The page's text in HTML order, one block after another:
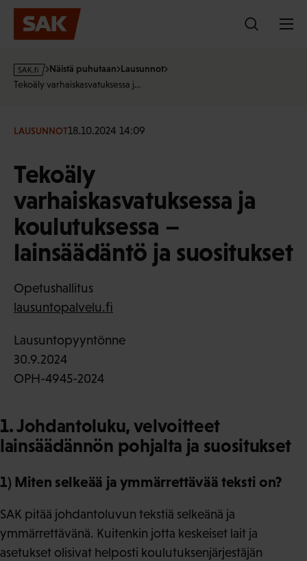
Hyppää
sisältöön
s
a
f
Näistä puhutaan Lausunnot
Tekoäly varhaiskasvatuksessa j…
LAUSUNNOT18.10.2024 14:09
Tekoäly
varhaiskasvatuksessa ja
koulutuksessa –
lainsäädäntö ja suositukset
Opetushallitus
lausuntopalvelu.fi
Lausuntopyyntönne
30.9.2024
OPH-4945-2024
1. Johdantoluku, velvoitteet
lainsäädännön pohjalta ja suositukset
1) Miten selkeää ja ymmärrettävää teksti on?
SAK pitää johdantoluvun tekstiä selkeänä ja
ymmärrettävänä. Kuitenkin jotta keskeiset lait ja
asetukset olisivat helposti koulutuksenjärjestäjän